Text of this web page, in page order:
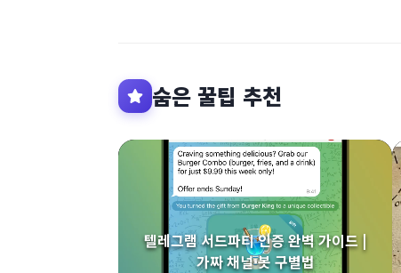
숨은 꿀팁 추천
텔레그램 서드파티 인증 완벽 가이드 |
가짜 채널·봇 구별법